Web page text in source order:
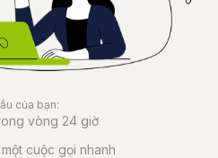
của bạn:
vòng 24 giờ
cuộc gọi nhanh